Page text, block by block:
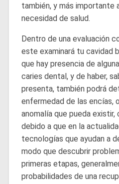
también, y más importante
necesidad de salud.
Dentro de una evaluación
este examinará tu cavidad
que hay presencia de
caries dental, y de haber,
presenta, también podrá
enfermedad de las encías,
anomalía que pueda existir,
debido a que en la
tecnologías que ayudan a
modo que descubrir
primeras etapas,
probabilidades de una